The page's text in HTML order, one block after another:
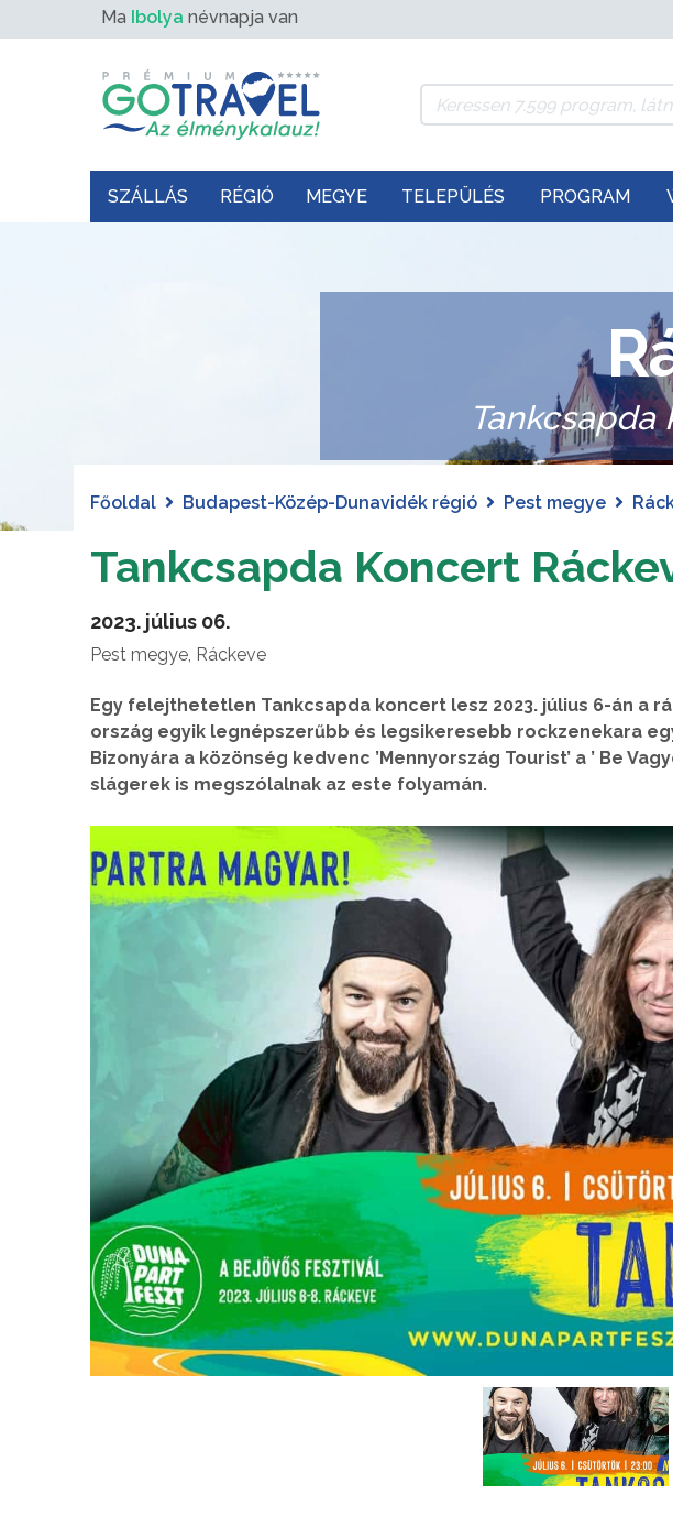
Ma Ibolya névnapja van
SZÁLLÁS RÉGIÓ MEGYE TELEPÜLÉS PROGRAM
Tankcsapda
Főoldal Budapest-Közép-Dunavidék régió Pest megye
Tankcsapda Koncert
2023. július 06.
Pest megye, Ráckeve
Egy felejthetetlen Tankcsapda koncert lesz 2023. július 6-án a
ország egyik legnépszerűbb és legsikeresebb rockzenekara
Bizonyára a közönség kedvenc ’Mennyország Tourist’ a ’ Be
slágerek is megszólalnak az este folyamán.